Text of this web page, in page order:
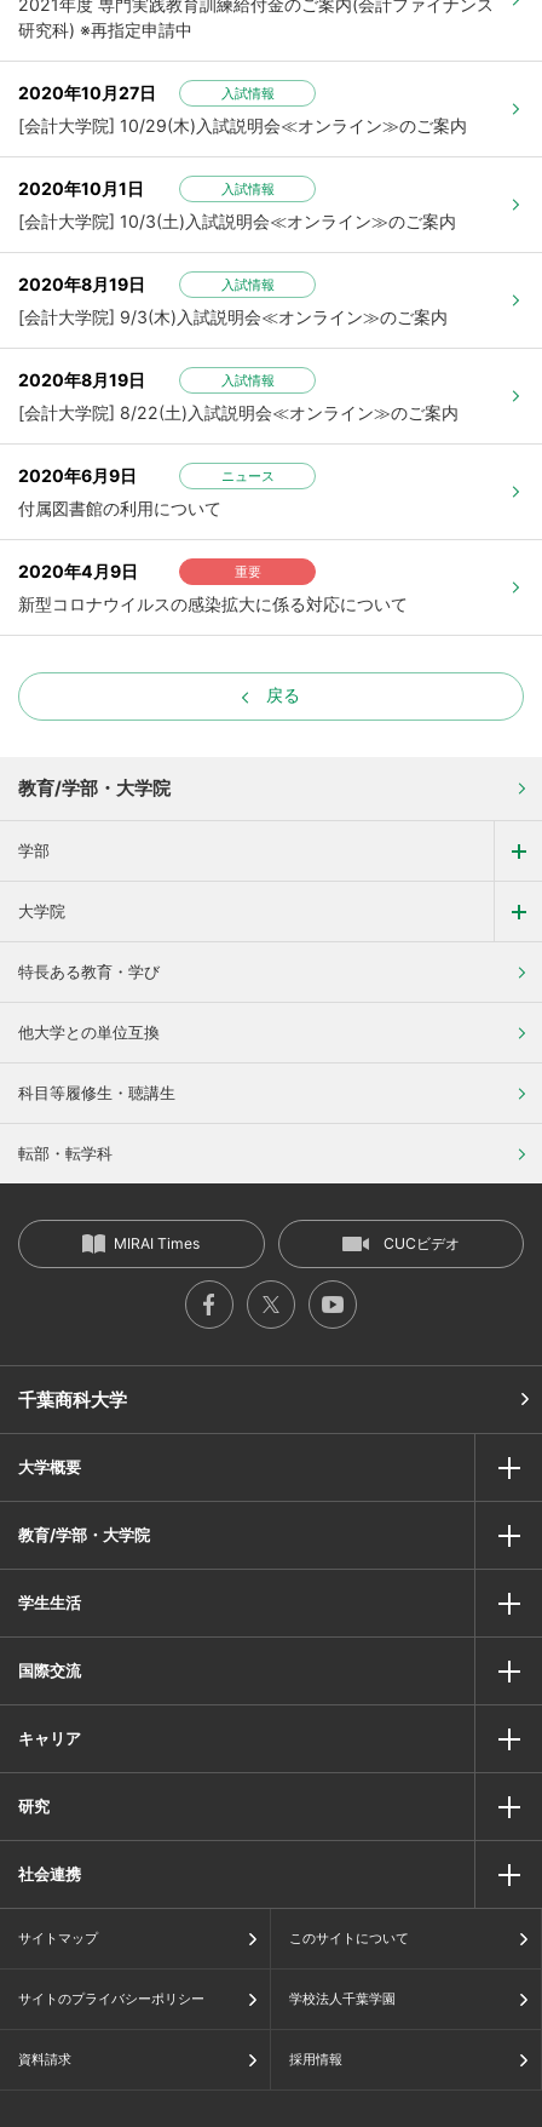
研究科) ※再指定申請中
2020年10月27日 入試情報
[会計大学院] 10/29(木)入試説明会≪オンライン≫のご案内
2020年10月1日 入試情報
[会計大学院] 10/3(土)入試説明会≪オンライン≫のご案内
2020年8月19日 入試情報
[会計大学院] 9/3(木)入試説明会≪オンライン≫のご案内
2020年8月19日 入試情報
[会計大学院] 8/22(土)入試説明会≪オンライン≫のご案内
2020年6月9日 ニュース
付属図書館の利用について
2020年4月9日 重要
新型コロナウイルスの感染拡大に係る対応について
戻る
教育/学部・大学院
学部
大学院
特長ある教育・学び
他大学との単位互換
科目等履修生・聴講生
転部・転学科
千葉商科大学
MIRAI Times CUCビデオ
大学概要
教育/学部・大学院
学生生活
国際交流
キャリア
研究
社会連携
サイトマップ このサイトについて
サイトのプライバシーポリシー 学校法人千葉学園
資料請求 採用情報